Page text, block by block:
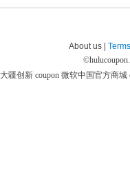
About us |
©
大疆创新 coupon 微软中国官方商城